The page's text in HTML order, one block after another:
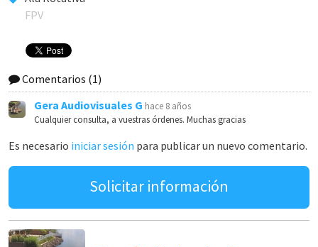
FPV
Comentarios (1)
Gera Audiovisuales G hace 8 años
Cualquier consulta, a vuestras órdenes. Muchas gracias
Es necesario iniciar sesión para publicar un nuevo comentario.
Solicitar información